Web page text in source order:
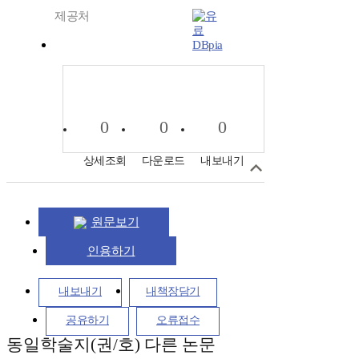
제공처
DBpia
0
상세조회
0
다운로드
0
내보내기
원문보기
인용하기
내보내기 내책장담기
공유하기 오류접수
동일학술지(권/호) 다른 논문